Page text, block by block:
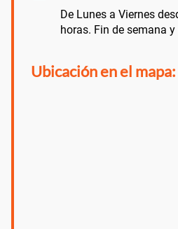
De Lunes a Viernes
horas. Fin de semana
Ubicación en el mapa: